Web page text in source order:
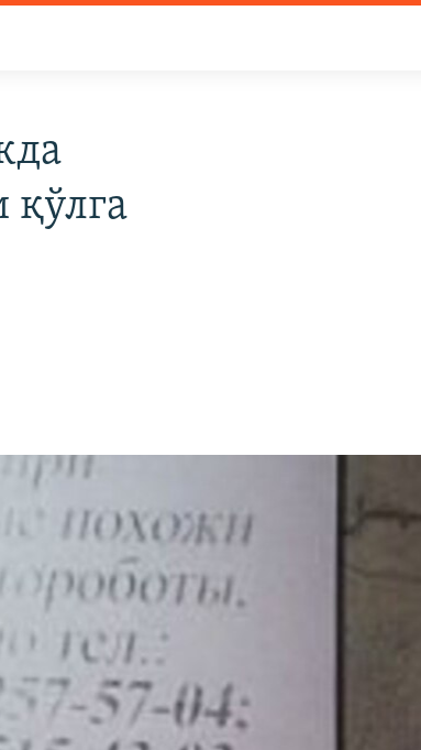
қўлга